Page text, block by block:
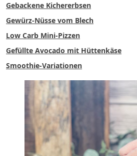
Gebackene Kichererbsen
Gewürz-Nüsse vom Blech
Low Carb Mini-Pizzen
Gefüllte Avocado mit Hüttenkäse
Smoothie-Variationen